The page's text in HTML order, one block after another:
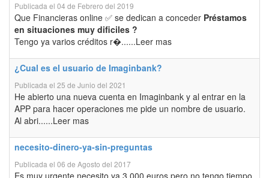
Publicada el 04 de Febrero del 2019
Que Financieras online ✅ se dedican a conceder Préstamos
en situaciones muy dificiles ?
Tengo ya varios créditos r�......Leer mas
¿Cual es el usuario de Imaginbank?
Publicada el 25 de Junio del 2021
He abierto una nueva cuenta en Imaginbank y al entrar en la
APP para hacer operaciones me pide un nombre de usuario.
Al abri......Leer mas
necesito-dinero-ya-sin-preguntas
Publicada el 06 de Agosto del 2017
Es muy urgente necesito ya 3.000 euros pero no tengo tiempo